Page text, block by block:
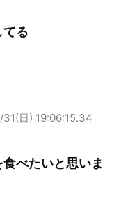
てる
日) 19:06:15.34
べたいと思いま